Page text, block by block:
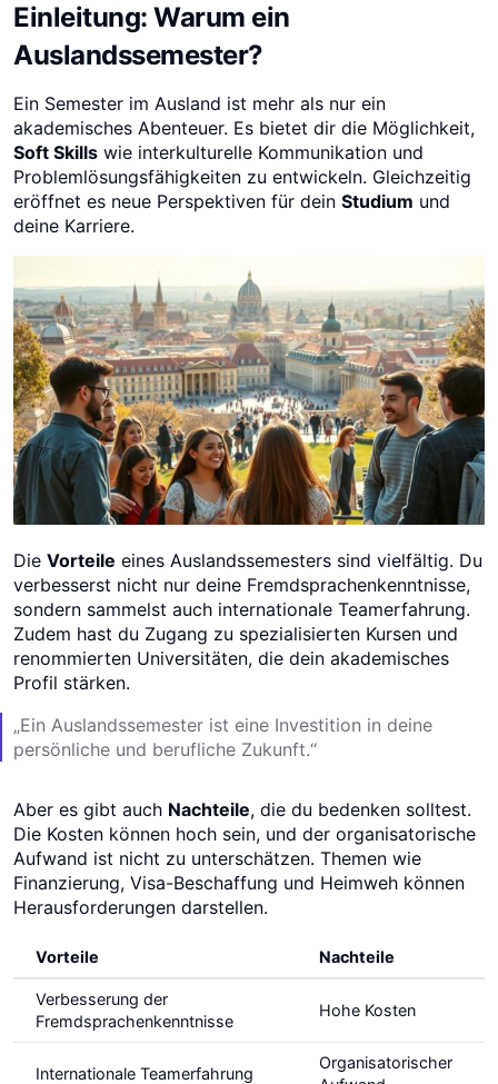
Einleitung: Warum ein
Auslandssemester?
Ein Semester im Ausland ist mehr als nur ein
akademisches Abenteuer. Es bietet dir die Möglichkeit,
Soft Skills wie interkulturelle Kommunikation und
Problemlösungsfähigkeiten zu entwickeln. Gleichzeitig
eröffnet es neue Perspektiven für dein Studium und
deine Karriere.
Die Vorteile eines Auslandssemesters sind vielfältig. Du
verbesserst nicht nur deine Fremdsprachenkenntnisse,
sondern sammelst auch internationale Teamerfahrung.
Zudem hast du Zugang zu spezialisierten Kursen und
renommierten Universitäten, die dein akademisches
Profil stärken.
„Ein Auslandssemester ist eine Investition in deine
persönliche und berufliche Zukunft.“
Aber es gibt auch Nachteile, die du bedenken solltest.
Die Kosten können hoch sein, und der organisatorische
Aufwand ist nicht zu unterschätzen. Themen wie
Finanzierung, Visa-Beschaffung und Heimweh können
Herausforderungen darstellen.
Vorteile Nachteile
Verbesserung der
Fremdsprachenkenntnisse
Hohe Kosten
Internationale Teamerfahrung
Organisatorischer